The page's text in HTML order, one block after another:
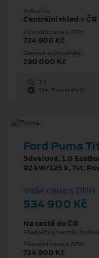
Pobočka
Centrální sklad v ČR
Původní cena s DPH
724 900 Kč
Cenové zvýhodnění
190 000 Kč
1 l
7st. Powershift
Ford Puma
5dveřová, 1.0
92 kW/125 k, 7st.
Vaše cena s DPH
534 900 Kč
Na cestě do ČR
Předběžný termín
Původní cena s DPH
724 900 Kč